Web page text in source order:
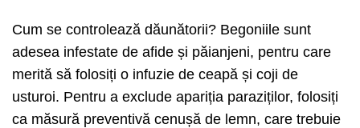
Cum se controlează dăunătorii? Begoniile sunt
adesea infestate de afide și păianjeni, pentru care
merită să folosiți o infuzie de ceapă și coji de
usturoi. Pentru a exclude apariția paraziților, folosiți
ca măsură preventivă cenușă de lemn, care trebuie